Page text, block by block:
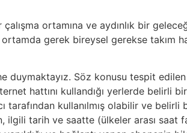
ortamına ve aydınlık bir
gerek bireysel gerekse takım
duymaktayız. Söz konusu tespit
hattını kullandığı yerlerde belirli
tarafından kullanılmış olabilir ve
ilgili tarih ve saatte (ülkeler arası saat